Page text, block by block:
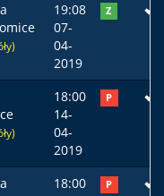
19:08
07-
04-
2019
Z
18:00
14-
04-
2019
P
18:00
P